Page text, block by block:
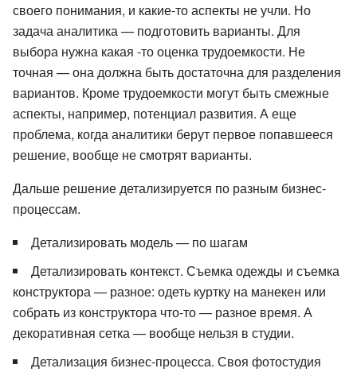
своего понимания, и какие-то аспекты не учли. Но
задача аналитика — подготовить варианты. Для
выбора нужна какая -то оценка трудоемкости. Не
точная — она должна быть достаточна для разделения
вариантов. Кроме трудоемкости могут быть смежные
аспекты, например, потенциал развития. А еще
проблема, когда аналитики берут первое попавшееся
решение, вообще не смотрят варианты.
Дальше решение детализируется по разным бизнес-
процессам.
Детализировать модель — по шагам
Детализировать контекст. Съемка одежды и съемка
конструктора — разное: одеть куртку на манекен или
собрать из конструктора что-то — разное время. А
декоративная сетка — вообще нельзя в студии.
Детализация бизнес-процесса. Своя фотостудия